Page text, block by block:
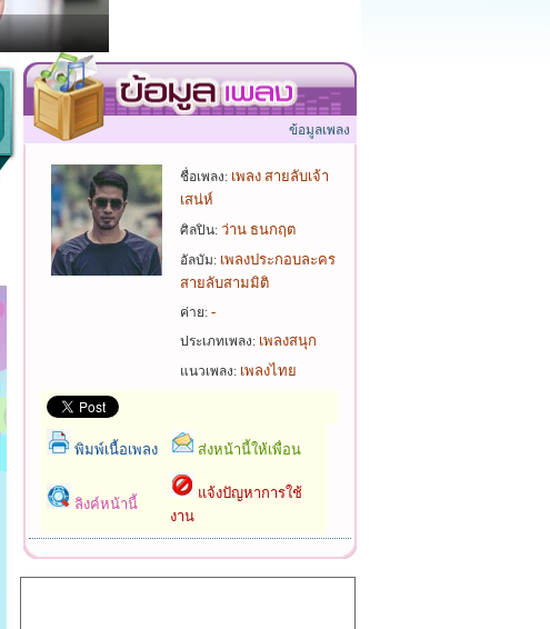
ข้อมูลเพลง
ชื่อเพลง: เพลง สายลับเจ้า
เสน่ห์
ศิลปิน: ว่าน ธนกฤต
อัลบัม: เพลงประกอบละคร
สายลับสามมิติ
ค่าย: -
ประเภทเพลง: เพลงสนุก
แนวเพลง: เพลงไทย
พิมพ์เนื้อเพลง ส่งหน้านี้ให้เพื่อน
ลิงค์หน้านี้
แจ้งปัญหาการใช้
งาน